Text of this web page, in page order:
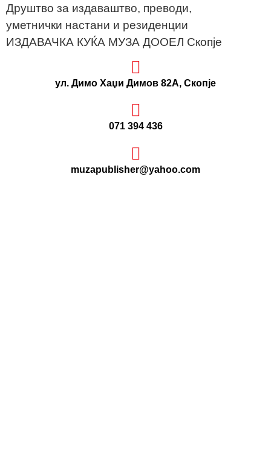
Друштво за издаваштво, преводи,
уметнички настани и резиденции
ИЗДАВАЧКА КУЌА МУЗА ДООЕЛ Скопје
ул. Димо Хаџи Димов 82А, Скопје
071 394 436
muzapublisher@yahoo.com